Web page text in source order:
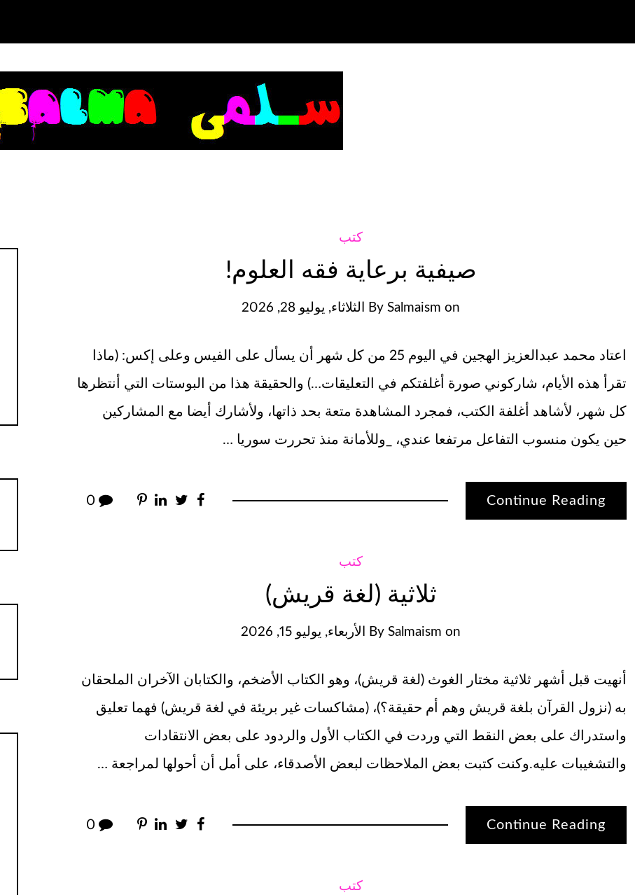
كتب
صيفية برعاية فقه العلوم!
BySalmaism on الثلاثاء, يوليو 28, 2026
اعتاد محمد عبدالعزيز الهجين في اليوم 25 من كل شهر أن يسأل على الفيس وعلى إكس: (ماذا
تقرأ هذه الأيام، شاركوني صورة أغلفتكم في التعليقات…) والحقيقة هذا من البوستات التي أنتظرها
كل شهر، لأشاهد أغلفة الكتب، فمجرد المشاهدة متعة بحد ذاتها، ولأشارك أيضا مع المشاركين
حين يكون منسوب التفاعل مرتفعا عندي، _وللأمانة منذ تحررت سوريا …
Continue Reading
0
كتب
ثلاثية (لغة قريش)
BySalmaism on الأربعاء, يوليو 15, 2026
أنهيت قبل أشهر ثلاثية مختار الغوث (لغة قريش)، وهو الكتاب الأضخم، والكتابان الآخران الملحقان
به (نزول القرآن بلغة قريش وهم أم حقيقة؟)، (مشاكسات غير بريئة في لغة قريش) فهما تعليق
واستدراك على بعض النقط التي وردت في الكتاب الأول والردود على بعض الانتقادات
والتشغيبات عليه.وكنت كتبت بعض الملاحظات لبعض الأصدقاء، على أمل أن أحولها لمراجعة …
Continue Reading
0
كتب